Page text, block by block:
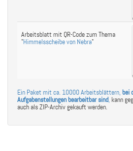
Arbeitsblatt mit QR-Code zum Thema
"Himmelsscheibe von Nebra"
Ein Paket mit ca. 10000 Arbeitsblättern, bei
Aufgabenstellungen bearbeitbar sind, kann
auch als ZIP-Archiv gekauft werden.